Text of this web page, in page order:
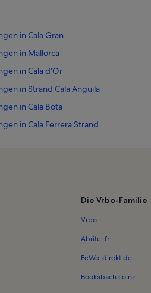
in Cala Gran
in Mallorca
in Cala d'Or
in Strand Cala Anguila
in Cala Bota
in Cala Ferrera Strand
Die Vrbo-Familie
Vrbo
Abritel.fr
FeWo-direkt.de
Bookabach.co.nz